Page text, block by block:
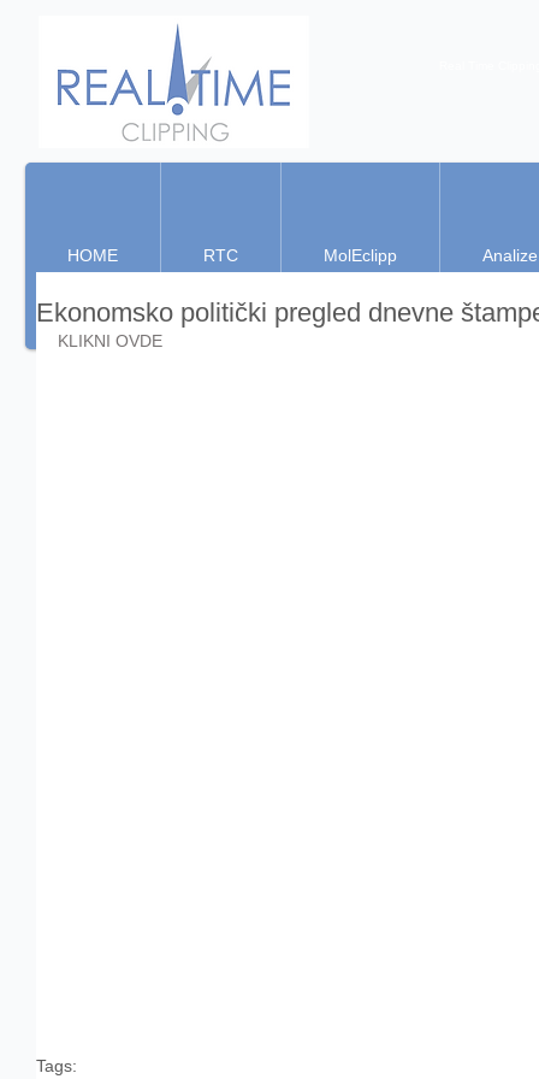
HOME RTC MolEclipp Analize
Ekonomsko politički pregled dnevne
KLIKNI OVDE
Tags: